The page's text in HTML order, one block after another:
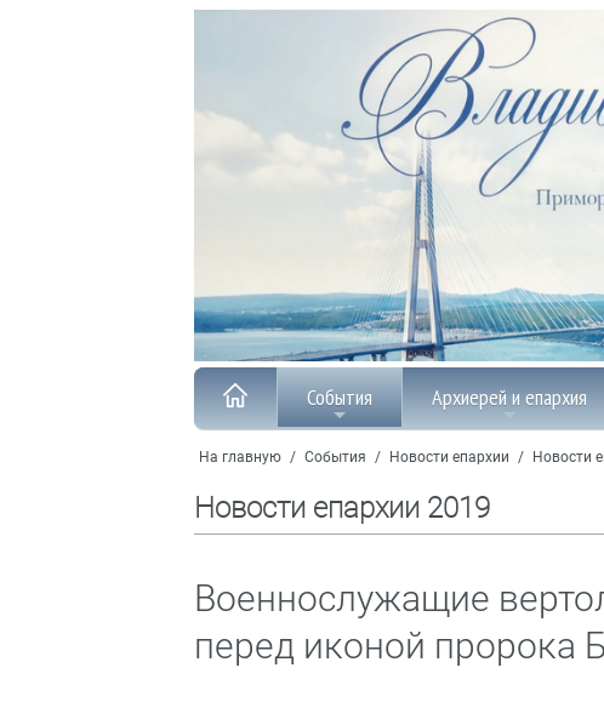
События Архиерей и епархия
На главную / События / Новости епархии / Новости
Новости епархии 2019
Военнослужащие
перед иконой пророка